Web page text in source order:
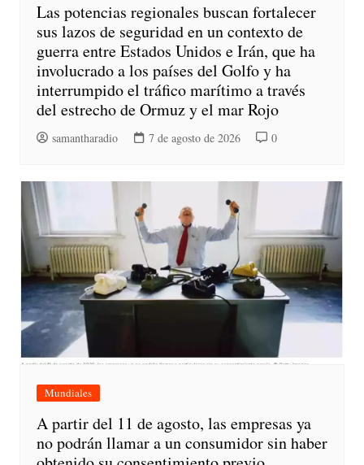
Las potencias regionales buscan fortalecer
sus lazos de seguridad en un contexto de
guerra entre Estados Unidos e Irán, que ha
involucrado a los países del Golfo y ha
interrumpido el tráfico marítimo a través
del estrecho de Ormuz y el mar Rojo
samantharadio 7 de agosto de 2026 0
Mundiales
A partir del 11 de agosto, las empresas ya
no podrán llamar a un consumidor sin haber